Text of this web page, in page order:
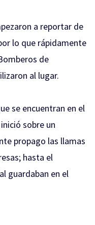
a reportar de
lo que rápidamente
de
al lugar.
se encuentran en el
sobre un
propago las llamas
hasta el
guardaban en el